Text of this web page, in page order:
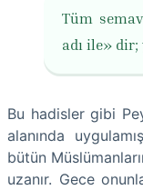
Tüm
adı ile»
Bu hadisler gibi
alanında
bütün
uzanır. Gece